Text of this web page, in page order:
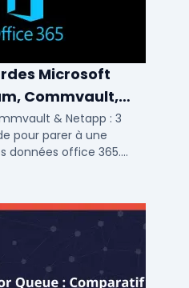
Microsoft
Commvault,
& Netapp : 3
pour parer à une
données office 365.